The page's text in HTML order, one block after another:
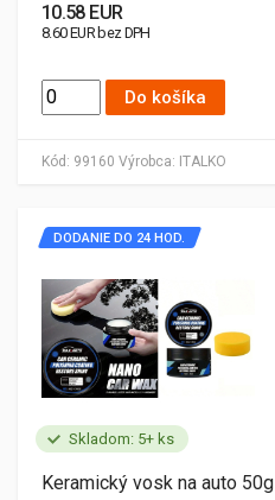
Kód: 99160 Výrobca: ITALKO
10.58 EUR
8.60 EUR bez DPH
Do košíka
Skladom: 5+ ks
DODANIE DO 24 HOD.
Keramický vosk na auto 50g